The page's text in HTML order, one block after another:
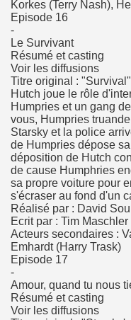
Korkes (Terry Nash),
Episode 16
-
Le Survivant
Résumé et casting
Voir les diffusions
Titre original :
Hutch joue le rôle
Humpries et un gang
vous, Humpries
Starsky et la police
de Humpries dépose
déposition de Hutch
de cause Humphries
sa propre voiture pour
s'écraser au fond d'un
Réalisé par : David Soul
Ecrit par : Tim Maschler
Acteurs secondaires :
Emhardt (Harry Trask)
Episode 17
-
Amour, quand tu nous
Résumé et casting
Voir les diffusions